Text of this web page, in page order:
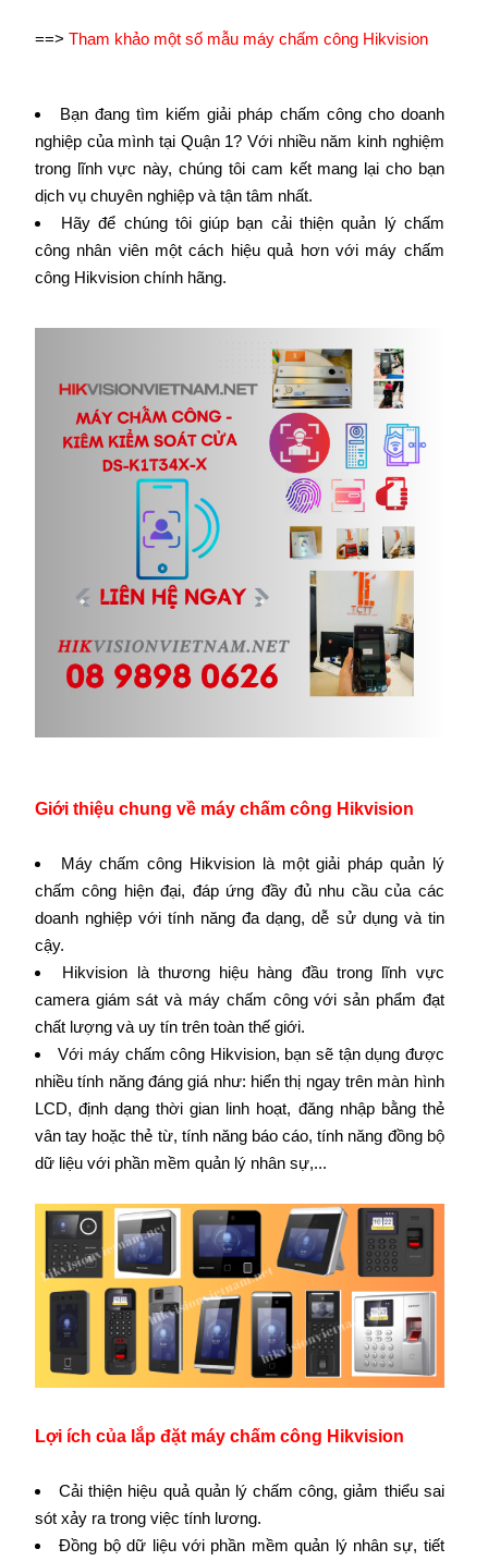
==> Tham khảo một số mẫu máy chấm công Hikvision
Bạn đang tìm kiếm giải pháp chấm công cho doanh
nghiệp của mình tại Quận 1? Với nhiều năm kinh nghiệm
trong lĩnh vực này, chúng tôi cam kết mang lại cho bạn
dịch vụ chuyên nghiệp và tận tâm nhất.
Hãy để chúng tôi giúp bạn cải thiện quản lý chấm
công nhân viên một cách hiệu quả hơn với máy chấm
công Hikvision chính hãng.
Giới thiệu chung về máy chấm công Hikvision
Máy chấm công Hikvision là một giải pháp quản lý
chấm công hiện đại, đáp ứng đầy đủ nhu cầu của các
doanh nghiệp với tính năng đa dạng, dễ sử dụng và tin
cậy.
Hikvision là thương hiệu hàng đầu trong lĩnh vực
camera giám sát và máy chấm công với sản phẩm đạt
chất lượng và uy tín trên toàn thế giới.
Với máy chấm công Hikvision, bạn sẽ tận dụng được
nhiều tính năng đáng giá như: hiển thị ngay trên màn hình
LCD, định dạng thời gian linh hoạt, đăng nhập bằng thẻ
vân tay hoặc thẻ từ, tính năng báo cáo, tính năng đồng bộ
dữ liệu với phần mềm quản lý nhân sự,...
Lợi ích của lắp đặt máy chấm công Hikvision
Cải thiện hiệu quả quản lý chấm công, giảm thiểu sai
sót xảy ra trong việc tính lương.
Đồng bộ dữ liệu với phần mềm quản lý nhân sự, tiết